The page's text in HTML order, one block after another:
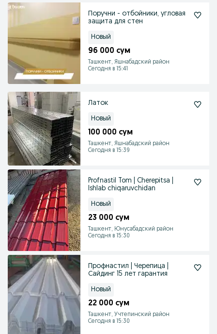
Поручни - отбойники, угловая
защита для стен
Новый
96 000 сум
Ташкент, Яшнабадский район
Сегодня в 15:41
Латок
Новый
100 000 сум
Ташкент, Яшнабадский район
Сегодня в 15:39
Profnastil Tom | Cherepitsa |
Ishlab chiqaruvchidan
Новый
23 000 сум
Ташкент, Юнусабадский район
Сегодня в 15:30
Профнастил | Черепица |
Сайдинг 15 лет гарантия
Новый
22 000 сум
Ташкент, Учтепинский район
Сегодня в 15:30